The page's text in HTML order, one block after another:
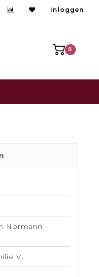
winkel Inloggen
0
Normann
V.